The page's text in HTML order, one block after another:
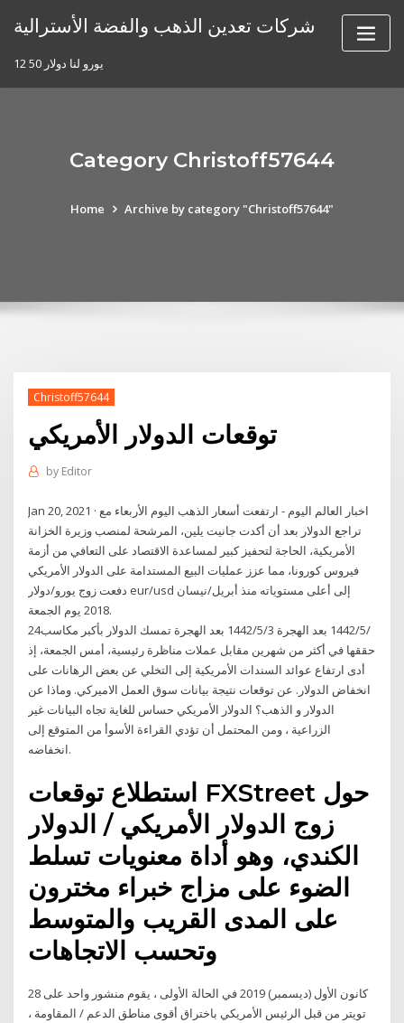
شركات تعدين الذهب والفضة الأسترالية
12 50 يورو لنا دولار
Category Christoff57644
Home Archive by category "Christoff57644"
Christoff57644
توقعات الدولار الأمريكي
by Editor
Jan 20, 2021 · اخبار العالم اليوم - ارتفعت أسعار الذهب اليوم الأربعاء مع
تراجع الدولار بعد أن أكدت جانيت يلين، المرشحة لمنصب وزيرة الخزانة
الأمريكية، الحاجة لتحفيز كبير لمساعدة الاقتصاد على التعافي من أزمة
فيروس كورونا، مما عزز عمليات البيع المستدامة على الدولار الأمريكي
دفعت زوج يورو/دولار eur/usd إلى أعلى مستوياته منذ أبريل/نيسان
2018 يوم الجمعة.
24‏‏/5‏‏/1442 بعد الهجرة 3‏‏/5‏‏/1442 بعد الهجرة تمسك الدولار بأكبر مكاسب
حققها في أكثر من شهرين مقابل عملات مناظرة رئيسية، أمس الجمعة، إذ
أدى ارتفاع عوائد السندات الأمريكية إلى التخلي عن بعض الرهانات على
انخفاض الدولار. عن توقعات نتيجة بيانات سوق العمل الاميركي. وماذا عن
الدولار و الذهب؟ الدولار الأمريكي حساس للغاية تجاه البيانات غير
الزراعية ، ومن المحتمل أن تؤدي القراءة الأسوأ من المتوقع إلى
انخفاضه.
استطلاع توقعات FXStreet حول
زوج الدولار الأمريكي / الدولار
الكندي، وهو أداة معنويات تسلط
الضوء على مزاج خبراء مخترون
على المدى القريب والمتوسط
28 كانون الأول (ديسمبر) 2019 في الحالة الأولى ، يقوم منشور واحد على
تويتر من قبل الرئيس الأمريكي باختراق أقوى مناطق الدعم / المقاومة ،